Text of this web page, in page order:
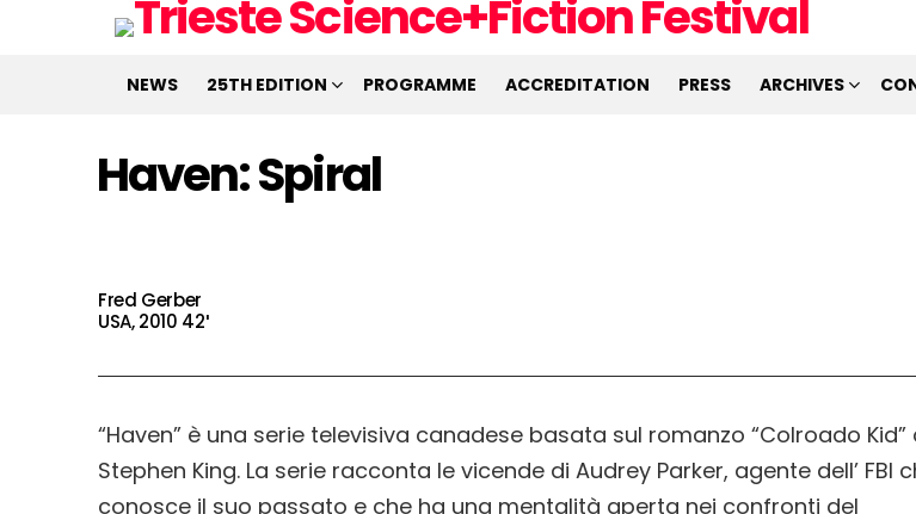
NEWS 25TH EDITION PROGRAMME ACCREDITATION PRESS ARCHIVES
Haven: Spiral
Fred Gerber
USA, 2010 42′
“Haven” è una serie televisiva canadese basata sul romanzo “Colroado Kid”
Stephen King. La serie racconta le vicende di Audrey Parker, agente dell’ FBI
conosce il suo passato e che ha una mentalità aperta nei confronti del